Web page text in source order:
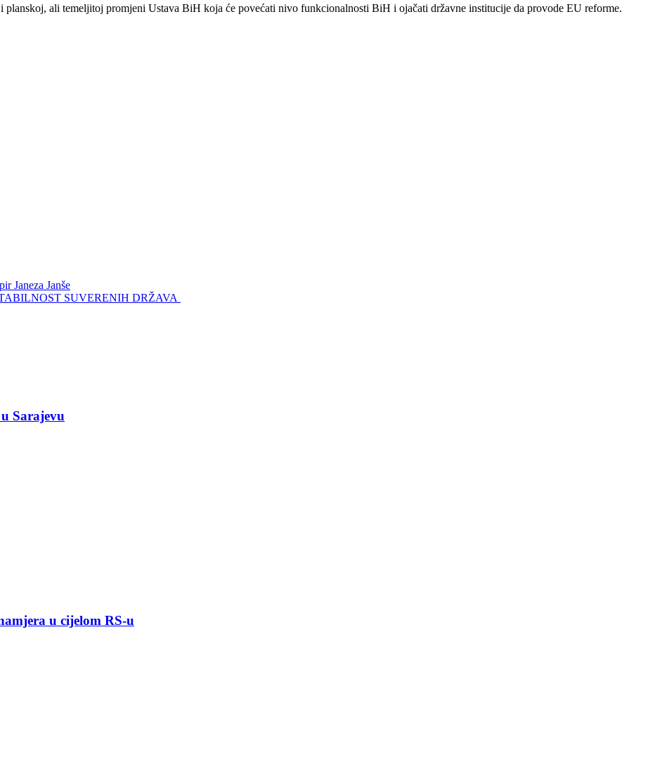
ali temeljitoj promjeni Ustava BiH koja će povećati nivo funkcionalnosti BiH i ojačati državne institucije da provode EU reforme.
Janeza Janše
SUVERENIH DRŽAVA
Sarajevu
u cijelom RS-u